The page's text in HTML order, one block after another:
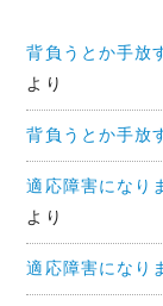
背負うとか手放
より
背負うとか手放
適応障害になり
より
適応障害になり